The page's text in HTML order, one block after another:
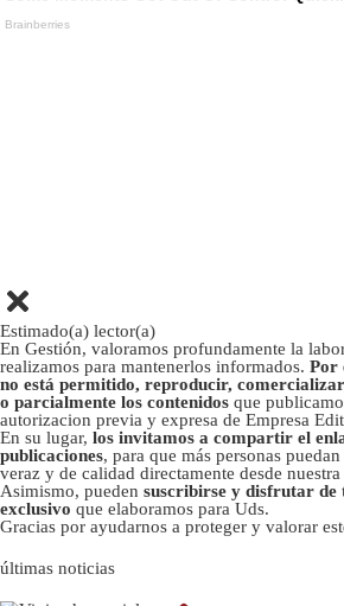
Estimado(a) lector(a)
En Gestión, valoramos profundamente la
realizamos para mantenerlos informados. Por
no está permitido, reproducir,
o parcialmente los contenidos que
autorizacion previa y expresa de Empresa
En su lugar, los invitamos a compartir el
publicaciones, para que más personas
veraz y de calidad directamente desde
Asimismo, pueden suscribirse y disfrutar de
exclusivo que elaboramos para Uds.
Gracias por ayudarnos a proteger y valorar
últimas noticias